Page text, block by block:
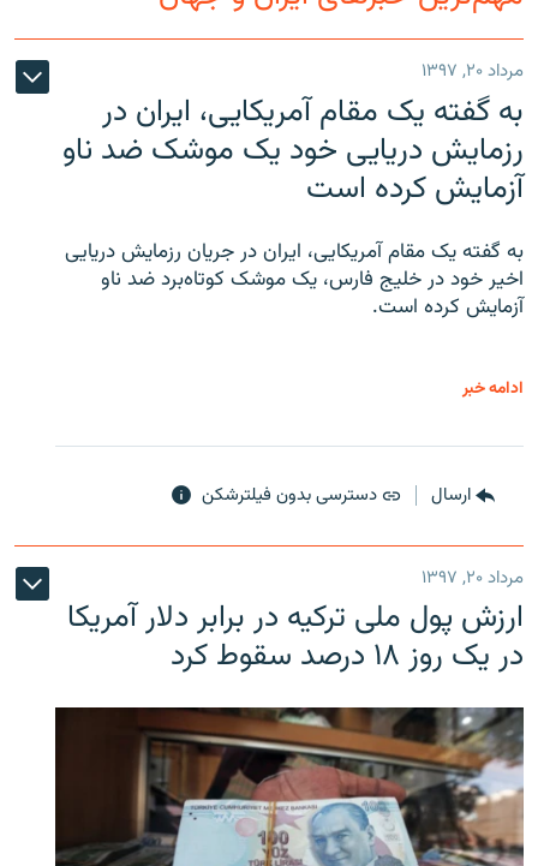
زبان‌های دیگر
مرداد ۲۰, ۱۳۹۷
به گفته یک مقام آمریکایی، ایران در
رزمایش دریایی خود یک موشک ضد ناو
آزمایش کرده است
به گفته یک مقام آمریکایی، ایران در جریان رزمایش دریایی
اخیر خود در خلیج فارس، یک موشک کوتاه‌برد ضد ناو
آزمایش کرده است.
ادامه خبر
ارسال دسترسی بدون فیلترشکن
مرداد ۲۰, ۱۳۹۷
ارزش پول ملی ترکیه در برابر دلار آمریکا
در یک روز ۱۸ درصد سقوط کرد